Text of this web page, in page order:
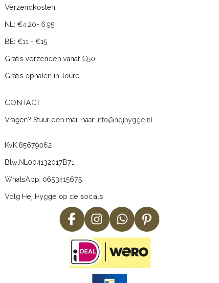
Verzendkosten
NL: €4.20- 6.95
BE: €11 - €15
Gratis verzenden vanaf €50
Gratis ophalen in Joure
CONTACT
Vragen? Stuur een mail naar info@hejhygge.nl
KvK:85679062
Btw:NL004132017B71
WhatsApp; 0653415675
Volg Hej Hygge op de socials
F
a
c
e
b
I
n
s
t
a
W
h
a
t
s
P
i
n
t
e